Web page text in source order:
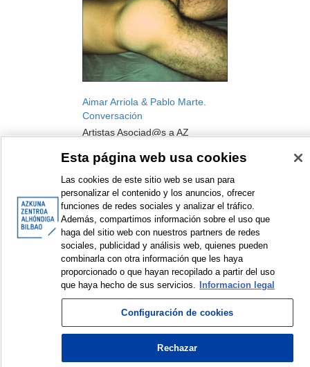
Aimar Arriola & Pablo Marte.
Conversación
Artistas Asociad@s a AZ
2021
< Elementos mostrados: 1 a 2 de 2 >
Esta página web usa cookies
Las cookies de este sitio web se usan para
personalizar el contenido y los anuncios, ofrecer
funciones de redes sociales y analizar el tráfico.
Además, compartimos información sobre el uso que
haga del sitio web con nuestros partners de redes
sociales, publicidad y análisis web, quienes pueden
combinarla con otra información que les haya
proporcionado o que hayan recopilado a partir del uso
que haya hecho de sus servicios.
Informacion legal
Configuración de cookies
Rechazar